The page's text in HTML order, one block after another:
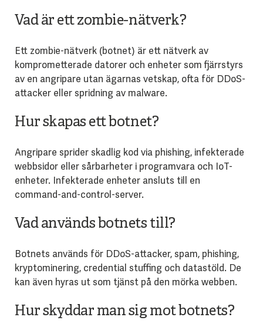
Vad är ett zombie-nätverk?
Ett zombie-nätverk (botnet) är ett nätverk av
komprometterade datorer och enheter som fjärrstyrs
av en angripare utan ägarnas vetskap, ofta för DDoS-
attacker eller spridning av malware.
Hur skapas ett botnet?
Angripare sprider skadlig kod via phishing, infekterade
webbsidor eller sårbarheter i programvara och IoT-
enheter. Infekterade enheter ansluts till en
command-and-control-server.
Vad används botnets till?
Botnets används för DDoS-attacker, spam, phishing,
kryptominering, credential stuffing och datastöld. De
kan även hyras ut som tjänst på den mörka webben.
Hur skyddar man sig mot botnets?